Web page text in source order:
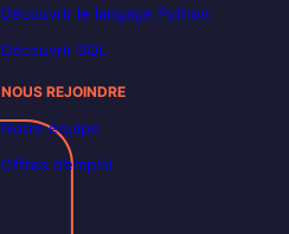
Découvrir le langage Python
Découvrir SQL
NOUS REJOINDRE
Notre équipe
Offres d’emploi